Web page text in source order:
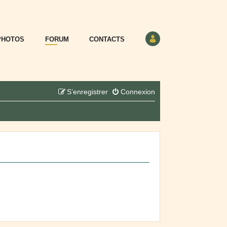
FORUM CONTACTS
Connexion
S’enregistrer